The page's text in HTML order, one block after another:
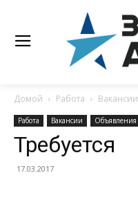
Домой Работа Вакансии
Работа Вакансии Объявления
Требуется
17.03.2017